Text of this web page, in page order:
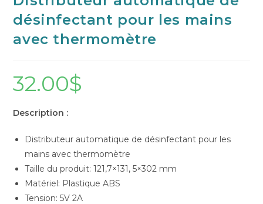
désinfectant pour les mains
avec thermomètre
32.00$
Description :
Distributeur automatique de désinfectant pour les
mains avec thermomètre
Taille du produit: 121,7×131, 5×302 mm
Matériel: Plastique ABS
Tension: 5V 2A